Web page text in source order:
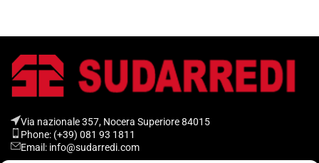
Via nazionale 357, Nocera Superiore 84015​
Phone: (+39) 081 93 1811
Email: info@sudarredi.com